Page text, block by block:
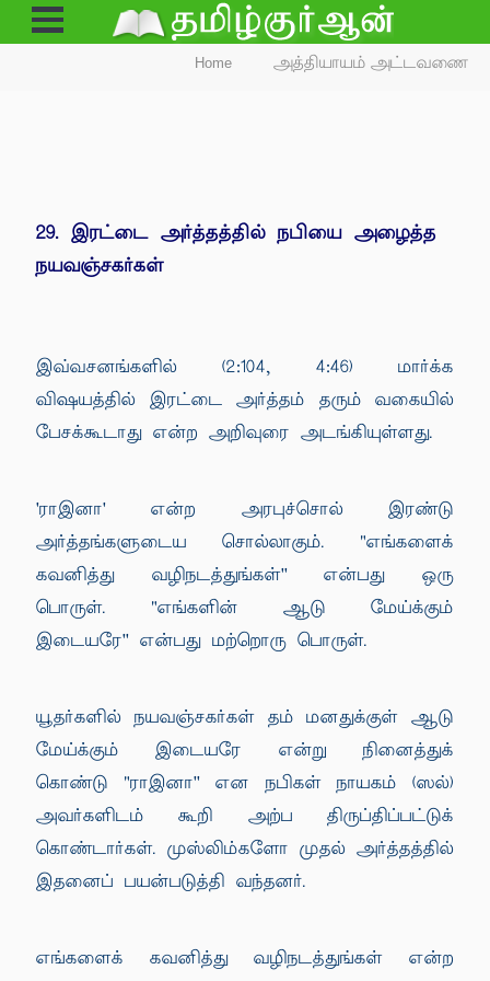
Open
Menu
Home அத்தியாயம் அட்டவணை
29. இரட்டை அர்த்தத்தில் நபியை அழைத்த
நயவஞ்சகர்கள்
இவ்வசனங்களில் (2:104, 4:46) மார்க்க
விஷயத்தில் இரட்டை அர்த்தம் தரும் வகையில்
பேசக்கூடாது என்ற அறிவுரை அடங்கியுள்ளது.
'ராஇனா' என்ற அரபுச்சொல் இரண்டு
அர்த்தங்களுடைய சொல்லாகும். "எங்களைக்
கவனித்து வழிநடத்துங்கள்'' என்பது ஒரு
பொருள். "எங்களின் ஆடு மேய்க்கும்
இடையரே'' என்பது மற்றொரு பொருள்.
யூதர்களில் நயவஞ்சகர்கள் தம் மனதுக்குள் ஆடு
மேய்க்கும் இடையரே என்று நினைத்துக்
கொண்டு "ராஇனா'' என நபிகள் நாயகம் (ஸல்)
அவர்களிடம் கூறி அற்ப திருப்திப்பட்டுக்
கொண்டார்கள். முஸ்லிம்களோ முதல் அர்த்தத்தில்
இதனைப் பயன்படுத்தி வந்தனர்.
எங்களைக் கவனித்து வழிநடத்துங்கள் என்ற